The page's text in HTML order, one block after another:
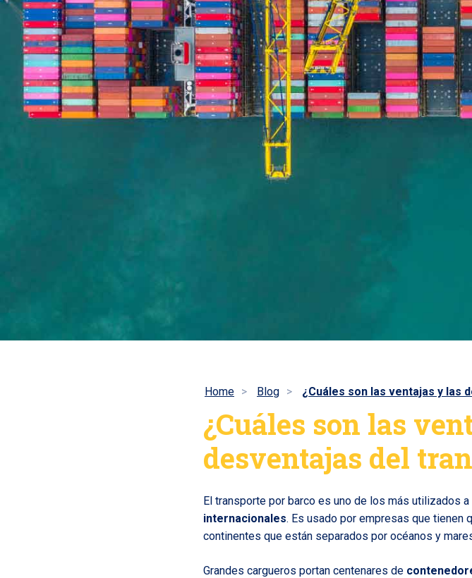
Home Blog ¿Cuáles son las ventajas y las
¿Cuáles son las
desventajas del
El transporte por barco es uno de los más utilizados
internacionales. Es usado por empresas que tienen
continentes que están separados por océanos y
Grandes cargueros portan centenares de